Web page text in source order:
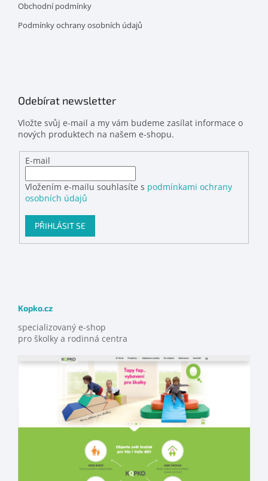
Obchodní podmínky
Podmínky ochrany osobních údajů
Odebírat newsletter
Vložte svůj e-mail a my vám budeme zasílat informace o
nových produktech na našem e-shopu.
E-mail
Vložením e-mailu souhlasíte s podmínkami ochrany
osobních údajů
PŘIHLÁSIT SE
Kopko.cz
specializovaný e-shop
pro školky a rodinná centra